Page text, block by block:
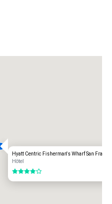
à minuit, le samedi de 6 h à
Hyatt Centric Fisherman's Wharf San
Hôtel
4 sur 5